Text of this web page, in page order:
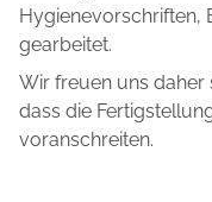
Hygienevorschriften,
gearbeitet.
Wir freuen uns daher
dass die
voranschreiten.